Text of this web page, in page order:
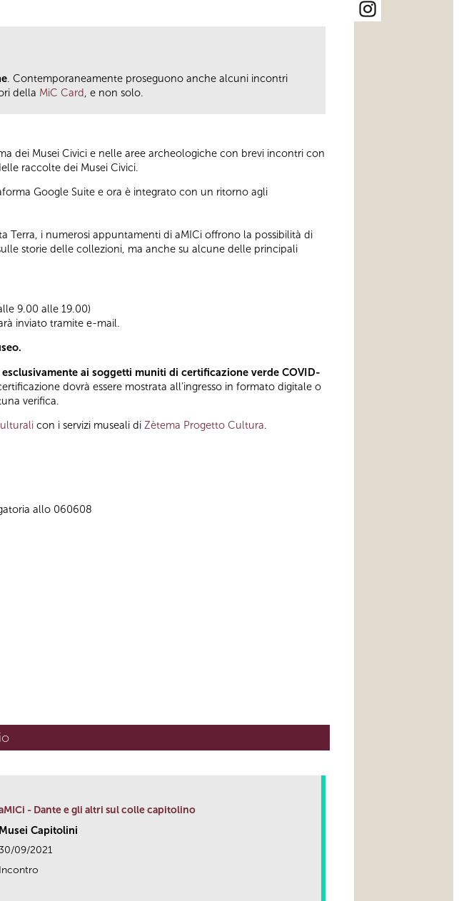
. Contemporaneamente proseguono anche alcuni incontri
della MiC Card, e non solo.
dei Musei Civici e nelle aree archeologiche con brevi incontri con
raccolte dei Musei Civici.
Google Suite e ora è integrato con un ritorno agli
Terra, i numerosi appuntamenti di aMICi offrono la possibilità di
storie delle collezioni, ma anche su alcune delle principali
9.00 alle 19.00)
inviato tramite e-mail.
ai soggetti muniti di certificazione verde COVID-
dovrà essere mostrata all’ingresso in formato digitale o
verifica.
con i servizi museali di Zètema Progetto Cultura.
allo 060608
- Dante e gli altri sul colle capitolino
Musei Capitolini
09/2021
Incontro